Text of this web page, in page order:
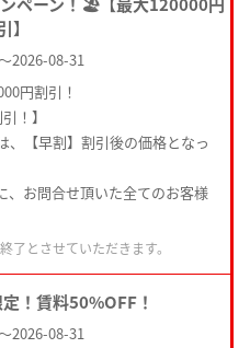
】
2026-08-31
円割引！
！】
、【早割】割引後の価格となっ
、お問合せ頂いた全てのお客様
了とさせていただきます。
！賃料50%OFF！
2026-08-31